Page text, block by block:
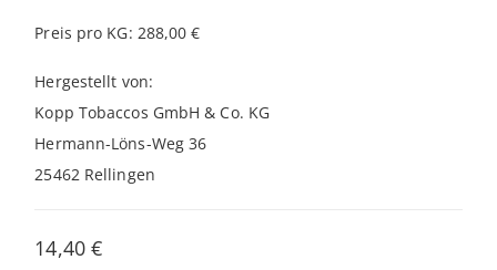
Preis pro KG: 288,00 €
Hergestellt von:
Kopp Tobaccos GmbH & Co. KG
Hermann-Löns-Weg 36
25462 Rellingen
14,40 €